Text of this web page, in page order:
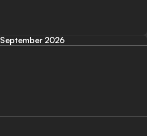
September 2026